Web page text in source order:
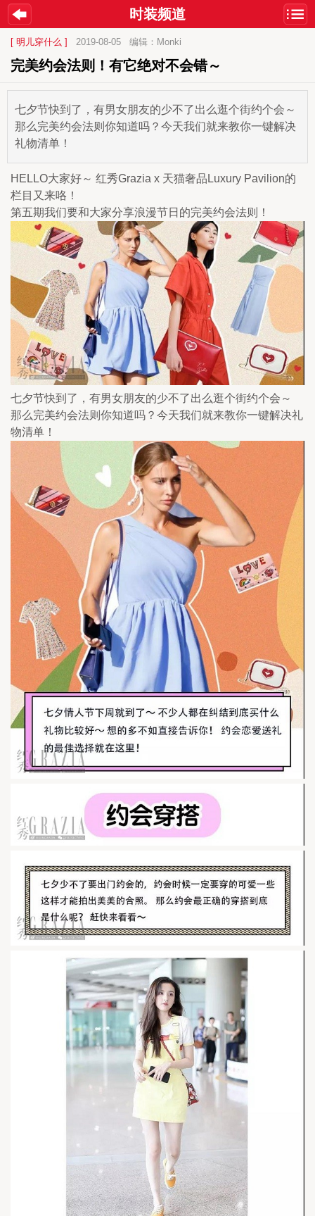
时装频道
[ 明儿穿什么 ] 2019-08-05 编辑：Monki
完美约会法则！有它绝对不会错～
七夕节快到了，有男女朋友的少不了出么逛个街约个会～
那么完美约会法则你知道吗？今天我们就来教你一键解决
礼物清单！
HELLO大家好～ 红秀Grazia x 天猫奢品Luxury Pavilion的
栏目又来咯！
第五期我们要和大家分享浪漫节日的完美约会法则！
七夕节快到了，有男女朋友的少不了出么逛个街约个会～
那么完美约会法则你知道吗？今天我们就来教你一键解决礼
物清单！